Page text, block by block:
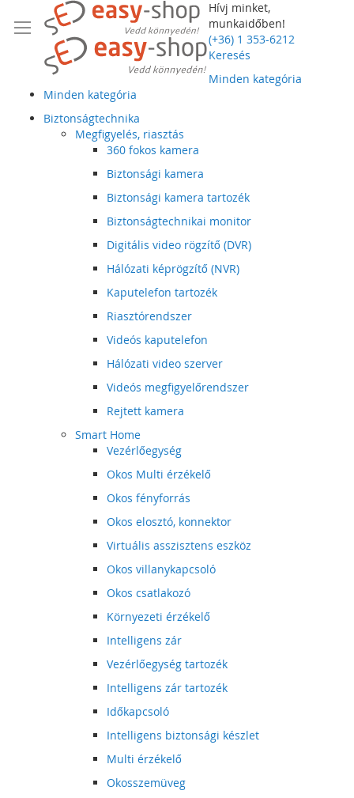
Hívj minket,
munkaidőben!
(+36) 1 353-6212
Keresés
Minden kategória
Minden kategória
Biztonságtechnika
Megfigyelés, riasztás
360 fokos kamera
Biztonsági kamera
Biztonsági kamera tartozék
Biztonságtechnikai monitor
Digitális video rögzítő (DVR)
Hálózati képrögzítő (NVR)
Kaputelefon tartozék
Riasztórendszer
Videós kaputelefon
Hálózati video szerver
Videós megfigyelőrendszer
Rejtett kamera
Smart Home
Vezérlőegység
Okos Multi érzékelő
Okos fényforrás
Okos elosztó, konnektor
Virtuális asszisztens eszköz
Okos villanykapcsoló
Okos csatlakozó
Környezeti érzékelő
Intelligens zár
Vezérlőegység tartozék
Intelligens zár tartozék
Időkapcsoló
Intelligens biztonsági készlet
Multi érzékelő
Okosszemüveg